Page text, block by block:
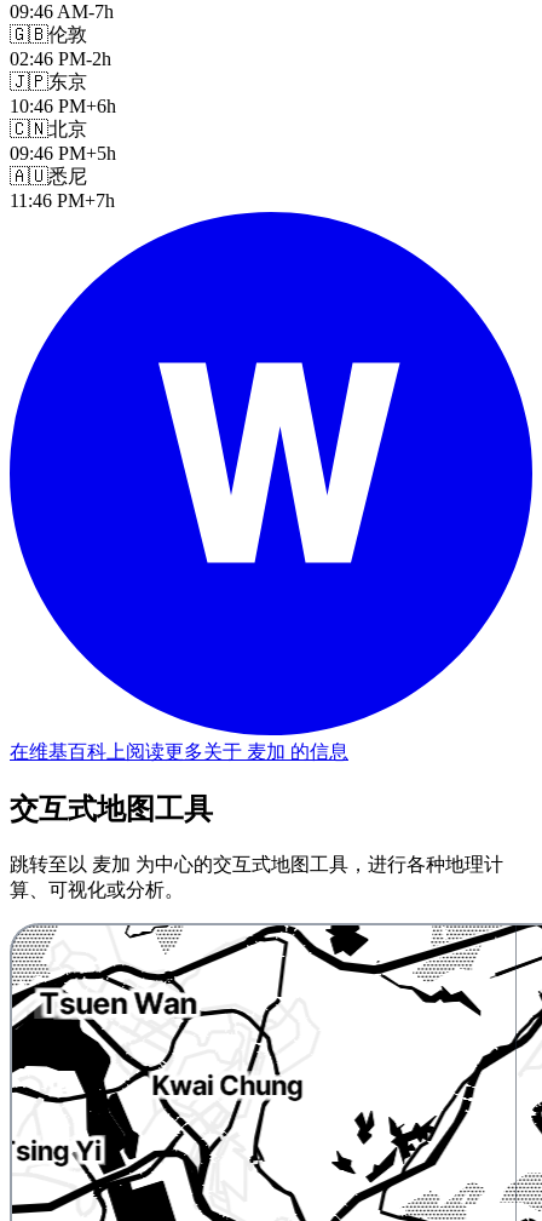
09:46 AM-7h
🇬🇧伦敦
02:46 PM-2h
🇯🇵东京
10:46 PM+6h
🇨🇳北京
09:46 PM+5h
🇦🇺悉尼
11:46 PM+7h
在维基百科上阅读更多关于 麦加 的信息
交互式地图工具
跳转至以 麦加 为中心的交互式地图工具，进行各种地理计
算、可视化或分析。